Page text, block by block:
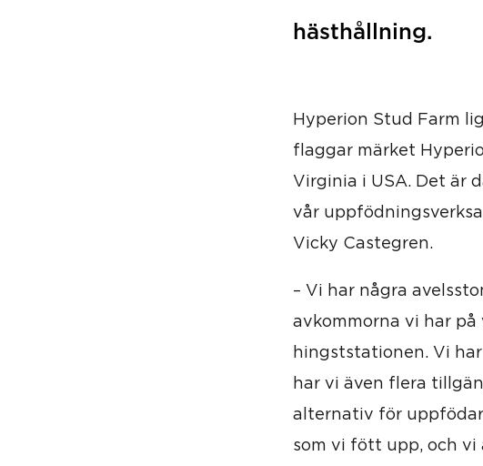
hästhållning.
Hyperion Stud Farm
flaggar märket
Virginia i USA. Det är
vår
Vicky Castegren.
– Vi har några
avkommorna vi har
hingststationen. Vi
har vi även flera
alternativ för
som vi fött upp, och